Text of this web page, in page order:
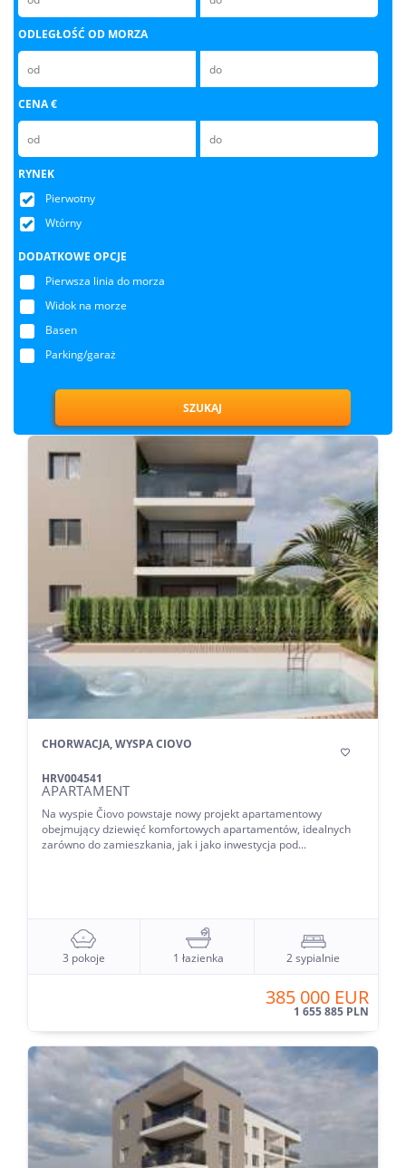
CHORWACJA, WYSPA CIOVO
HRV004541
APARTAMENT

Na wyspie Čiovo powstaje nowy projekt apartamentowy
obejmujący dziewięć komfortowych apartamentów, idealnych
zarówno do zamieszkania, jak i jako inwestycja pod...
3 pokoje 1 łazienka 2 sypialnie
385 000 EUR
1 655 885 PLN
ODLEGŁOŚĆ OD MORZA
CENA €
RYNEK
Pierwotny
Wtórny
DODATKOWE OPCJE
Pierwsza linia do morza
Widok na morze
Basen
Parking/garaż
SZUKAJ